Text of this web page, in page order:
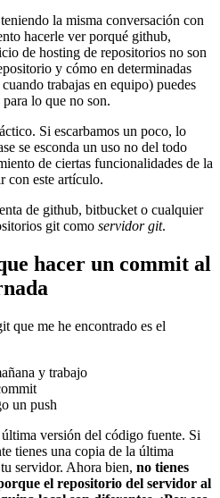
la misma conversación con
hacerle ver porqué github,
de hosting de repositorios no son
y cómo en determinadas
trabajas en equipo) puedes
lo que no son.
Si escarbamos un poco, lo
se esconda un uso no del todo
de ciertas funcionalidades de la
con este artículo.
de github, bitbucket o cualquier
git como servidor git.
hacer un commit al
que me he encontrado es el
y trabajo
un push
versión del código fuente. Si
tienes una copia de la última
servidor. Ahora bien, no tienes
el repositorio del servidor al